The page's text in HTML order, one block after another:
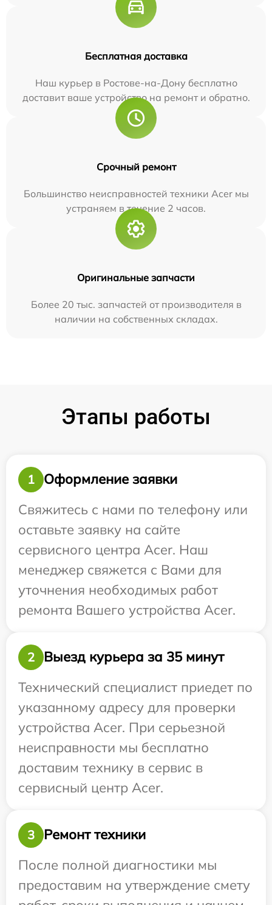
Бесплатная доставка
Наш курьер в Ростове-на-Дону бесплатно
доставит ваше устройство на ремонт и обратно.
Срочный ремонт
Большинство неисправностей техники Acer мы
устраняем в течение 2 часов.
Оригинальные запчасти
Более 20 тыс. запчастей от производителя в
наличии на собственных складах.
Этапы работы
1
Оформление заявки
Свяжитесь с нами по телефону или
оставьте заявку на сайте
сервисного центра Acer. Наш
менеджер свяжется с Вами для
уточнения необходимых работ
ремонта Вашего устройства Acer.
2
Выезд курьера за 35 минут
Технический специалист приедет по
указанному адресу для проверки
устройства Acer. При серьезной
неисправности мы бесплатно
доставим технику в сервис в
сервисный центр Acer.
3
Ремонт техники
После полной диагностики мы
предоставим на утверждение смету